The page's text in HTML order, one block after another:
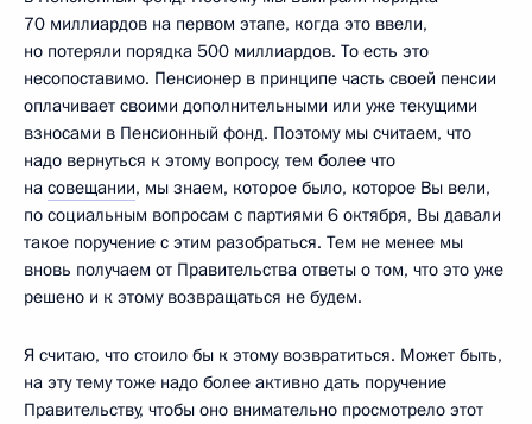
70 миллиардов на первом этапе, когда это ввели,
но потеряли порядка 500 миллиардов. То есть это
несопоставимо. Пенсионер в принципе часть своей пенсии
оплачивает своими дополнительными или уже текущими
взносами в Пенсионный фонд. Поэтому мы считаем, что
надо вернуться к этому вопросу, тем более что
на совещании, мы знаем, которое было, которое Вы вели,
по социальным вопросам с партиями 6 октября, Вы давали
такое поручение с этим разобраться. Тем не менее мы
вновь получаем от Правительства ответы о том, что это уже
решено и к этому возвращаться не будем.
Я считаю, что стоило бы к этому возвратиться. Может быть,
на эту тему тоже надо более активно дать поручение
Правительству, чтобы оно внимательно просмотрело этот